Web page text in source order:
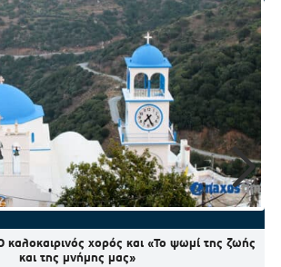
χορός και «Το ψωμί της ζωής
και της μνήμης μας»